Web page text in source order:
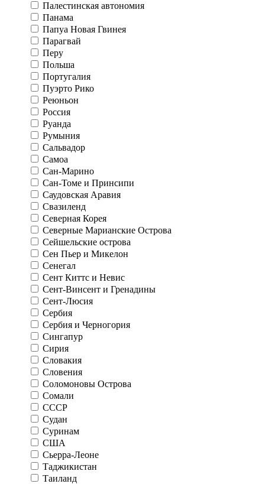
Палестинская автономия
Панама
Папуа Новая Гвинея
Парагвай
Перу
Польша
Португалия
Пуэрто Рико
Реюньон
Россия
Руанда
Румыния
Сальвадор
Самоа
Сан-Марино
Сан-Томе и Принсипи
Саудовская Аравия
Свазиленд
Северная Корея
Северные Марианские Острова
Сейшельские острова
Сен Пьер и Микелон
Сенегал
Сент Киттс и Невис
Сент-Винсент и Гренадины
Сент-Люсия
Сербия
Сербия и Черногория
Сингапур
Сирия
Словакия
Словения
Соломоновы Острова
Сомали
СССР
Судан
Суринам
США
Сьерра-Леоне
Таджикистан
Таиланд